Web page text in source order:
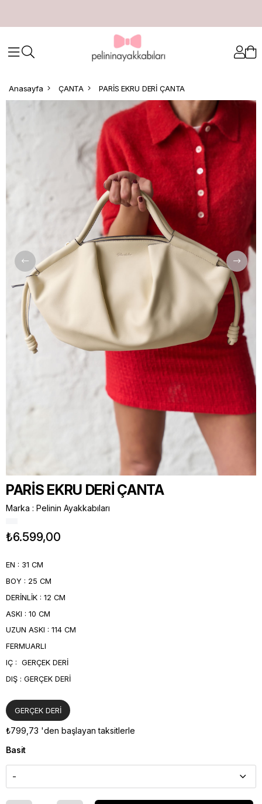
Anasayfa ÇANTA PARİS EKRU DERİ ÇANTA
PARİS EKRU DERİ ÇANTA
Marka : Pelinin Ayakkabıları
₺6.599,00
EN : 31 CM
BOY : 25 CM
DERİNLİK : 12 CM
ASKI : 10 CM
UZUN ASKI : 114 CM
FERMUARLI
IÇ : GERÇEK DERİ
DIŞ : GERÇEK DERİ
GERÇEK DERİ
₺799,73 'den başlayan taksitlerle
Basit